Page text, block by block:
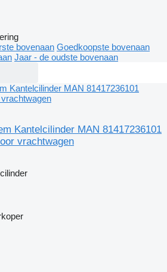
bovenaan Goedkoopste bovenaan
Jaar - de oudste bovenaan
Kantelcilinder MAN 81417236101
vrachtwagen